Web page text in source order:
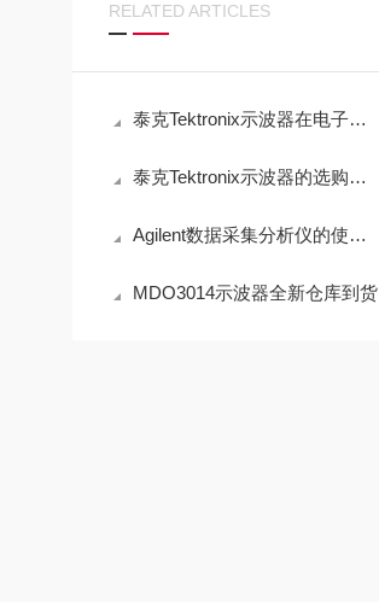
RELATED ARTICLES
泰克Tektronix示波器在电子研发调试中的应用与实践
泰克Tektronix示波器的选购建议
Agilent数据采集分析仪的使用方法
MDO3014示波器全新仓库到货